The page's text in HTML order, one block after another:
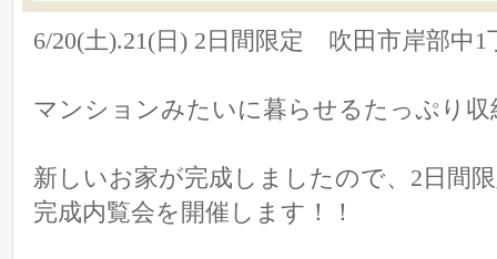
6/20(土).21(日) 2日間限定 吹田市岸部中1
マンションみたいに暮らせるたっぷり収
新しいお家が完成しましたので、2日間
完成内覧会を開催します！！